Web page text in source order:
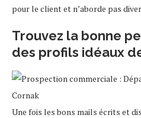
pour le client et n’aborde pas
Trouvez la bonne
des profils idéaux
Une fois les bons mails écrits et